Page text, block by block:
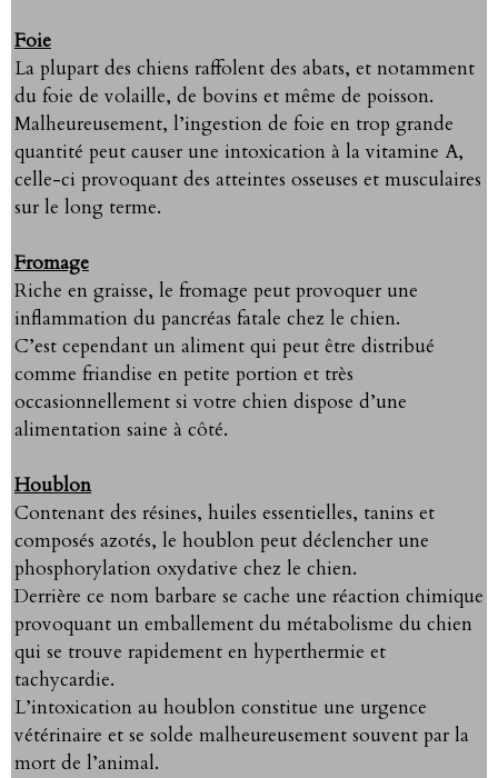
Foie
La plupart des chiens raffolent des abats, et notamment
du foie de volaille, de bovins et même de poisson.
Malheureusement, l’ingestion de foie en trop grande
quantité peut causer une intoxication à la vitamine A,
celle-ci provoquant des atteintes osseuses et musculaires
sur le long terme.
Fromage
Riche en graisse, le fromage peut provoquer une
inflammation du pancréas fatale chez le chien.
C’est cependant un aliment qui peut être distribué
comme friandise en petite portion et très
occasionnellement si votre chien dispose d’une
alimentation saine à côté.
Houblon
Contenant des résines, huiles essentielles, tanins et
composés azotés, le houblon peut déclencher une
phosphorylation oxydative chez le chien.
Derrière ce nom barbare se cache une réaction chimique
provoquant un emballement du métabolisme du chien
qui se trouve rapidement en hyperthermie et
tachycardie.
L’intoxication au houblon constitue une urgence
vétérinaire et se solde malheureusement souvent par la
mort de l’animal.